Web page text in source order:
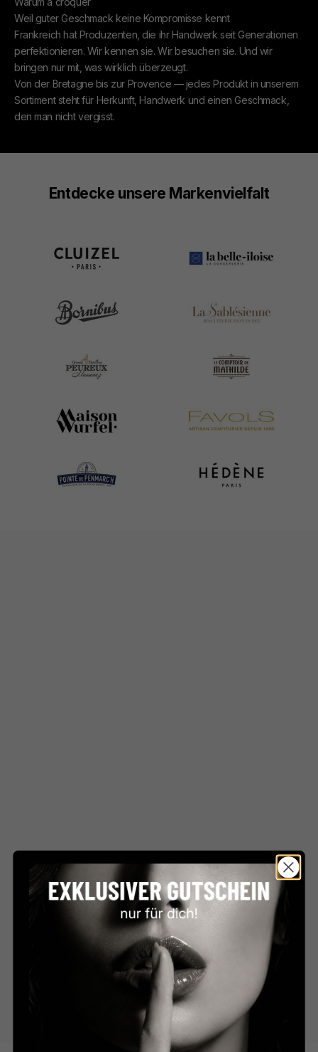
Weil guter Geschmack keine Kompromisse kennt
Frankreich hat Produzenten, die ihr Handwerk seit Generationen
perfektionieren. Wir kennen sie. Wir besuchen sie. Und wir
bringen nur mit, was wirklich überzeugt.
Von der Bretagne bis zur Provence — jedes Produkt in unserem
Sortiment steht für Herkunft, Handwerk und einen Geschmack,
den man nicht vergisst.
Entdecke unsere Markenvielfalt